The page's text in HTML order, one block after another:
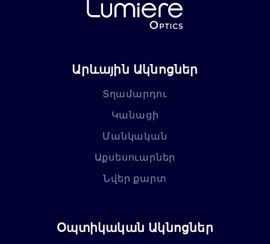
Արևային Ակնոցներ
Տղամարդու
Կանացի
Մանկական
Աքսեսուարներ
Նվեր քարտ
Օպտիկական Ակնոցներ